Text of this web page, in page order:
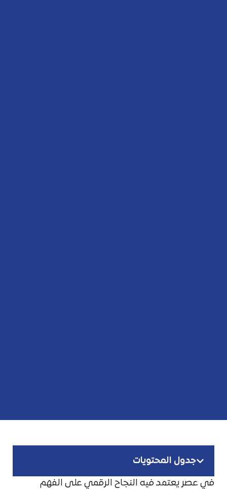
جدول المحتويات
في عصر يعتمد فيه النجاح الرقمي على الفهم